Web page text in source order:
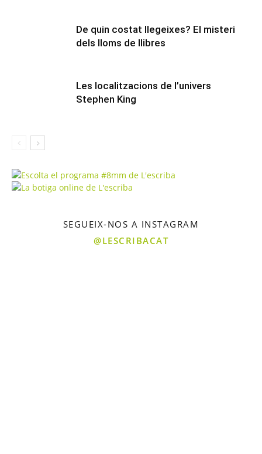
De quin costat llegeixes? El misteri
dels lloms de llibres
Les localitzacions de l’univers
Stephen King
SEGUEIX-NOS A INSTAGRAM
@LESCRIBACAT